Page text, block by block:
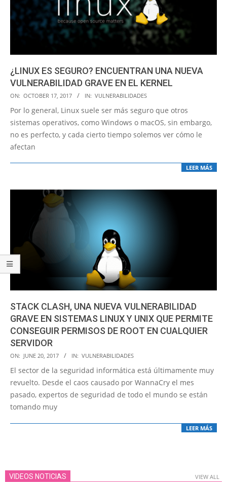
¿LINUX ES SEGURO? ENCUENTRAN UNA NUEVA
VULNERABILIDAD GRAVE EN EL KERNEL
2017-
10-
17
ON: OCTOBER 17, 2017 IN: VULNERABILIDADES
Por lo general, Linux suele ser más seguro que otros
sistemas operativos, como Windows o macOS, sin embargo,
no es perfecto, y cada cierto tiempo solemos ver cómo le
afectan
LEER MÁS
STACK CLASH, UNA NUEVA VULNERABILIDAD
GRAVE EN SISTEMAS LINUX Y UNIX QUE PERMITE
CONSEGUIR PERMISOS DE ROOT EN CUALQUIER
SERVIDOR
2017-
06-
20
ON: JUNE 20, 2017 IN: VULNERABILIDADES
El sector de la seguridad informática está últimamente muy
revuelto. Desde el caos causado por WannaCry el mes
pasado, expertos de seguridad de todo el mundo se están
tomando muy
LEER MÁS
VIDEOS NOTICIAS VIEW ALL